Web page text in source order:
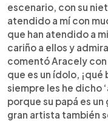
escenario, con su
atendido a mí con
que han atendido a
cariño a ellos y
comentó Aracely
que es un ídolo, ¡qué
siempre les he dicho
porque su papá es
gran artista también